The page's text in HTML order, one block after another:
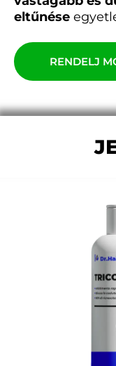
eltűnése
RENDELJ